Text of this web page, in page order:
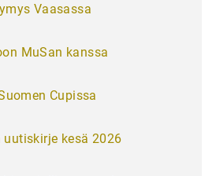
Vaasassa
MuSan kanssa
Cupissa
uutiskirje kesä 2026